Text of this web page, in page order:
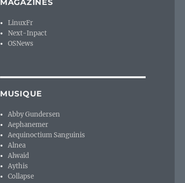
MAGAZINES
LinuxFr
Next-Inpact
OSNews
MUSIQUE
Abby Gundersen
Aephanemer
Aequinoctium Sanguinis
Alnea
Alwaid
Aythis
Collapse